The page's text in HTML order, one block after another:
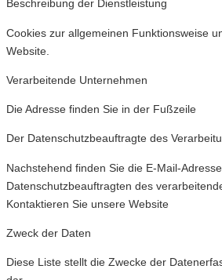
Beschreibung der Dienstleistung
Cookies zur allgemeinen Funktionsweise
Website.
Verarbeitende Unternehmen
Die Adresse finden Sie in der Fußzeile
Der Datenschutzbeauftragte des
Nachstehend finden Sie die E-Mail-
Datenschutzbeauftragten des
Kontaktieren Sie unsere Website
Zweck der Daten
Diese Liste stellt die Zwecke der